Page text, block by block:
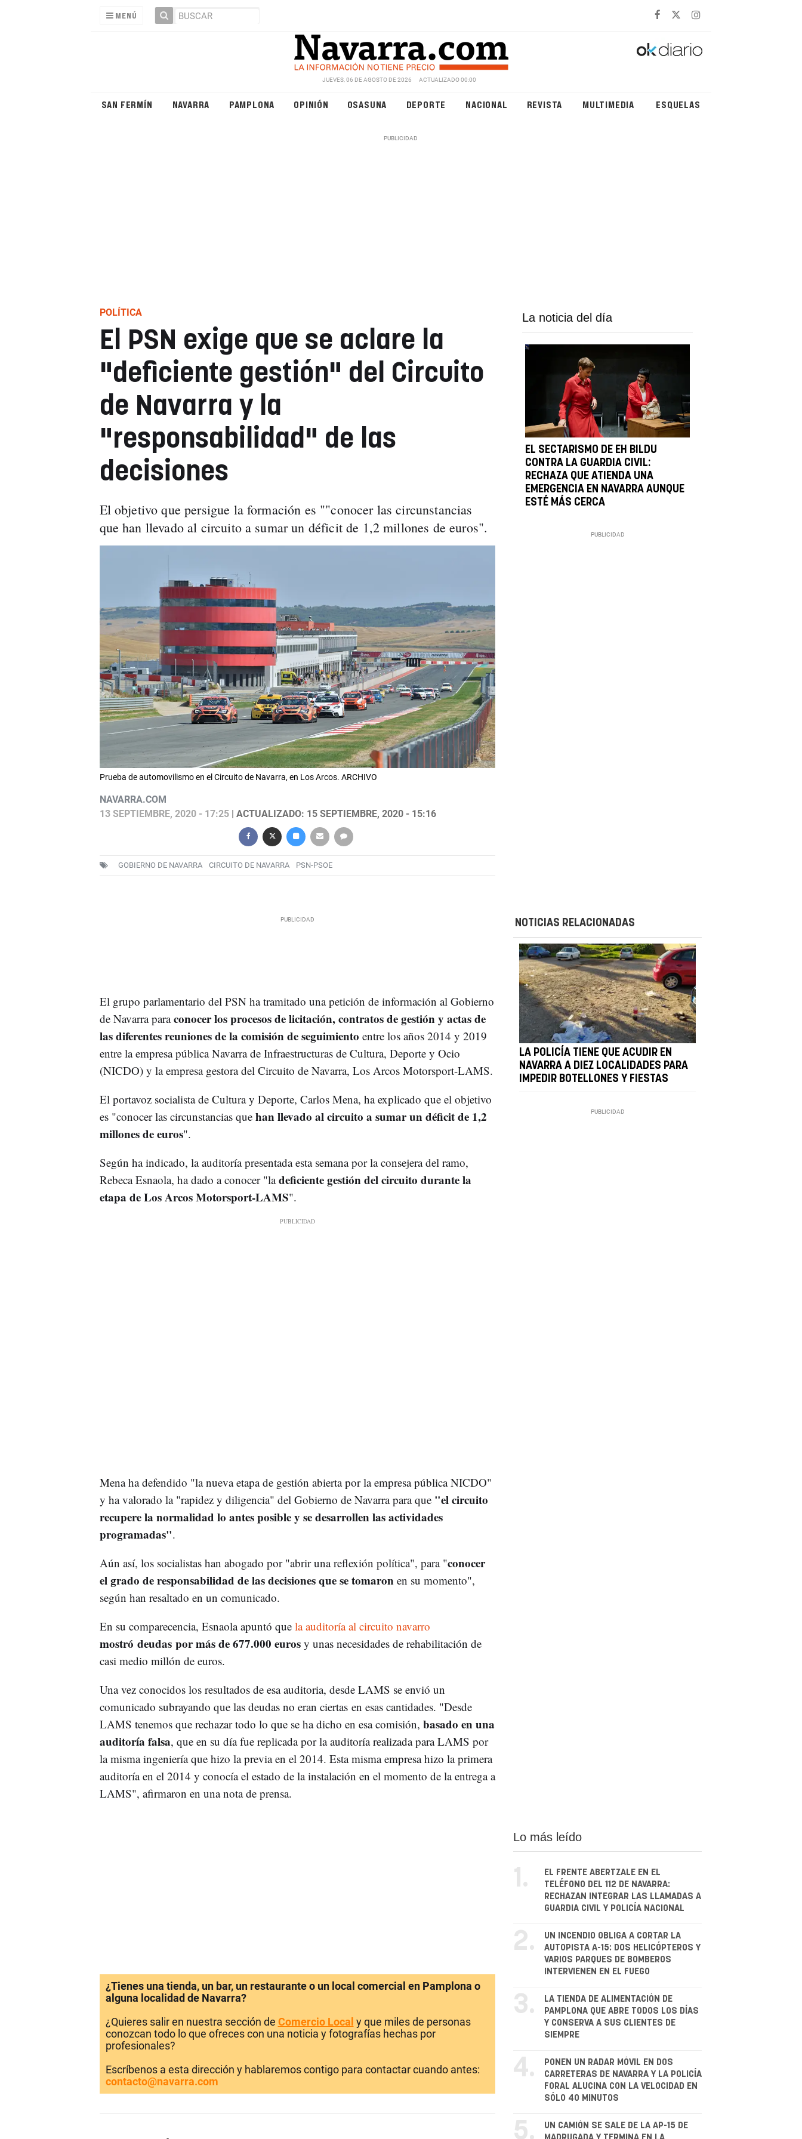
MENÚ
JUEVES, 06 DE AGOSTO DE 2026 ACTUALIZADO 00:00
SAN FERMÍN NAVARRA PAMPLONA OPINIÓN OSASUNA DEPORTE NACIONAL REVISTA MULTIMEDIA ESQUELAS
POLÍTICA
El PSN exige que se aclare la
"deficiente gestión" del Circuito
de Navarra y la
"responsabilidad" de las
decisiones
El objetivo que persigue la formación es ""conocer las circunstancias
que han llevado al circuito a sumar un déficit de 1,2 millones de euros".
Prueba de automovilismo en el Circuito de Navarra, en Los Arcos. ARCHIVO
NAVARRA.COM
13 SEPTIEMBRE, 2020 - 17:25| ACTUALIZADO: 15 SEPTIEMBRE, 2020 - 15:16
GOBIERNO DE NAVARRA CIRCUITO DE NAVARRA PSN-PSOE
La noticia del día
EL SECTARISMO DE EH BILDU
CONTRA LA GUARDIA CIVIL:
RECHAZA QUE ATIENDA UNA
EMERGENCIA EN NAVARRA AUNQUE
ESTÉ MÁS CERCA
El grupo parlamentario del PSN ha tramitado una petición de información al Gobierno
de Navarra paraconocer los procesos de licitación, contratos de gestión y actas de
las diferentes reuniones de la comisión de seguimiento entre los años 2014 y 2019
entre la empresa pública Navarra de Infraestructuras de Cultura, Deporte y Ocio
(NICDO) y la empresa gestora del Circuito de Navarra, Los Arcos Motorsport-LAMS.
El portavoz socialista de Cultura y Deporte, Carlos Mena, ha explicado que el objetivo
es "conocer las circunstancias quehan llevado al circuito a sumar un déficit de 1,2
millones de euros".
Según ha indicado, la auditoría presentada esta semana por la consejera del ramo,
Rebeca Esnaola, ha dado a conocer "ladeficiente gestión del circuito durante la
etapa de Los Arcos Motorsport-LAMS".
Mena ha defendido "la nueva etapa de gestión abierta por la empresa pública NICDO"
y ha valorado la "rapidez y diligencia" del Gobierno de Navarra para que"el circuito
recupere la normalidad lo antes posible y se desarrollen las actividades
programadas".
Aún así, los socialistas han abogado por "abrir una reflexión política", para "conocer
el grado de responsabilidad de las decisiones que se tomaron en su momento",
según han resaltado en un comunicado.
En su comparecencia, Esnaola apuntó que la auditoría al circuito navarro
mostró deudas por más de 677.000 eurosy unas necesidades de rehabilitación de
casi medio millón de euros.
Una vez conocidos los resultados de esa auditoria, desde LAMS se envió un
comunicado subrayando que las deudas no eran ciertas en esas cantidades. "Desde
LAMS tenemos que rechazar todo lo que se ha dicho en esa comisión, basado en una
auditoría falsa, que en su día fue replicada por la auditoría realizada para LAMS por
la misma ingeniería que hizo la previa en el 2014. Esta misma empresa hizo la primera
auditoría en el 2014 y conocía el estado de la instalación en el momento de la entrega a
LAMS", afirmaron en una nota de prensa.
NOTICIAS RELACIONADAS
LA POLICÍA TIENE QUE ACUDIR EN
NAVARRA A DIEZ LOCALIDADES PARA
IMPEDIR BOTELLONES Y FIESTAS
¿Tienes una tienda, un bar, un restaurante o un local comercial en Pamplona o
alguna localidad de Navarra?
¿Quieres salir en nuestra sección de Comercio Local y que miles de personas
conozcan todo lo que ofreces con una noticia y fotografías hechas por
profesionales?
Escríbenos a esta dirección y hablaremos contigo para contactar cuando antes:
contacto@navarra.com
Lo más leído
1.
EL FRENTE ABERTZALE EN EL
TELÉFONO DEL 112 DE NAVARRA:
RECHAZAN INTEGRAR LAS LLAMADAS A
GUARDIA CIVIL Y POLICÍA NACIONAL
2.
UN INCENDIO OBLIGA A CORTAR LA
AUTOPISTA A-15: DOS HELICÓPTEROS Y
VARIOS PARQUES DE BOMBEROS
INTERVIENEN EN EL FUEGO
3.
LA TIENDA DE ALIMENTACIÓN DE
PAMPLONA QUE ABRE TODOS LOS DÍAS
Y CONSERVA A SUS CLIENTES DE
SIEMPRE
4.
PONEN UN RADAR MÓVIL EN DOS
CARRETERAS DE NAVARRA Y LA POLICÍA
FORAL ALUCINA CON LA VELOCIDAD EN
SÓLO 40 MINUTOS
5.
UN CAMIÓN SE SALE DE LA AP-15 DE